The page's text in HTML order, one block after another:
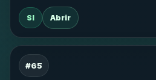
SI Abrir
#65